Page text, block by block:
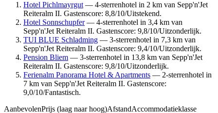
Hotel Pichlmayrgut— 4-sterrenhotel in 2 km van Sepp'n'Jet
Reiteralm II. Gastenscore: 8,8/10/Uitstekend.
Hotel Sonnschupfer— 4-sterrenhotel in 3,4 km van
Sepp'n'Jet Reiteralm II. Gastenscore: 9,8/10/Uitzonderlijk.
TUI BLUE Schladming — 3-sterrenhotel in 7,3 km van
Sepp'n'Jet Reiteralm II. Gastenscore: 9,4/10/Uitzonderlijk.
Pension Bliem — 3-sterrenhotel in 13,8 km van Sepp'n'Jet
Reiteralm II. Gastenscore: 9,8/10/Uitzonderlijk.
Ferienalm Panorama Hotel & Apartments — 2-sterrenhotel in
7 km van Sepp'n'Jet Reiteralm II. Gastenscore:
9,0/10/Fantastisch.
AanbevolenPrijs (laag naar hoog)AfstandAccommodatieklasse